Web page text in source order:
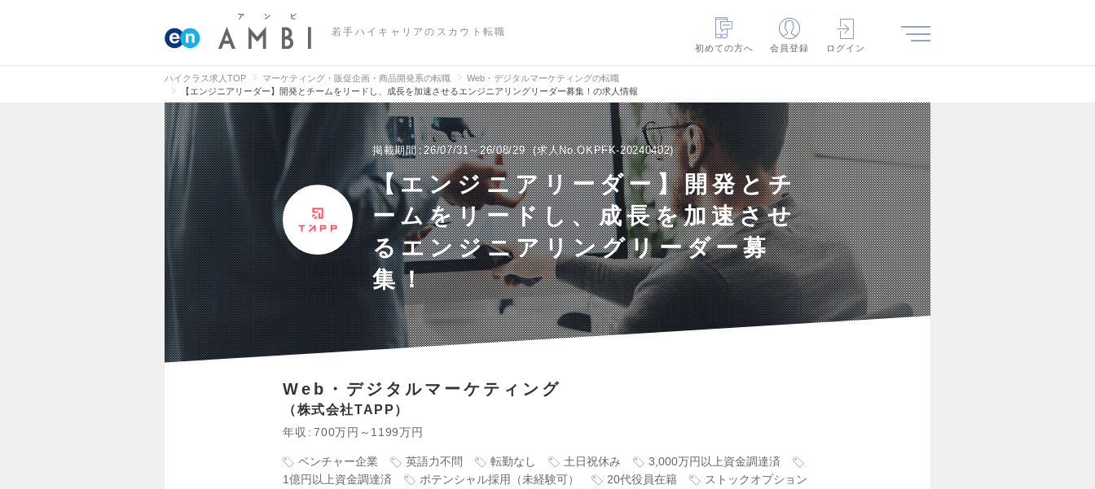
若手ハイキャリアのスカウト転職
初めての方へ
会員登録 ログイン
ハイクラス求人TOP マーケティング・販促企画・商品開発系の転職
Web・デジタルマーケティングの転職
【エンジニアリーダー】開発とチームをリードし、成長を加速させるエンジニアリングリーダー募集！の求人情報
掲載期間 26/07/31～26/08/29 求人No.OKPFK-20240402
【エンジニアリーダー】開発とチ
ームをリードし、成長を加速させ
るエンジニアリングリーダー募
集！
Web・デジタルマーケティング
株式会社TAPP
年収 700万円～1199万円
ベンチャー企業 英語力不問 転勤なし 土日祝休み
3,000万円以上資金調達済
1億円以上資金調達済
ポテンシャル採用（未経験可） 20代役員在籍
ストックオプション